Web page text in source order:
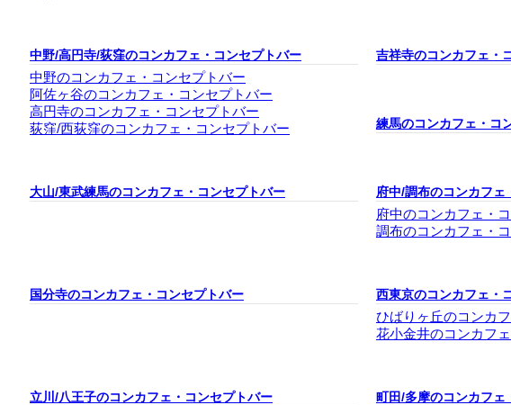
中野/高円寺/荻窪のコンカフェ・コンセプトバー
中野のコンカフェ・コンセプトバー
阿佐ヶ谷のコンカフェ・コンセプトバー
高円寺のコンカフェ・コンセプトバー
荻窪/西荻窪のコンカフェ・コンセプトバー
吉祥寺のコンカフェ・
練馬のコンカフェ・コ
大山/東武練馬のコンカフェ・コンセプトバー 府中/調布のコンカフェ
府中のコンカフェ・
調布のコンカフェ・
国分寺のコンカフェ・コンセプトバー 西東京のコンカフェ・
ひばりヶ丘のコンカ
花小金井のコンカフ
立川/八王子のコンカフェ・コンセプトバー 町田/多摩のコンカフェ